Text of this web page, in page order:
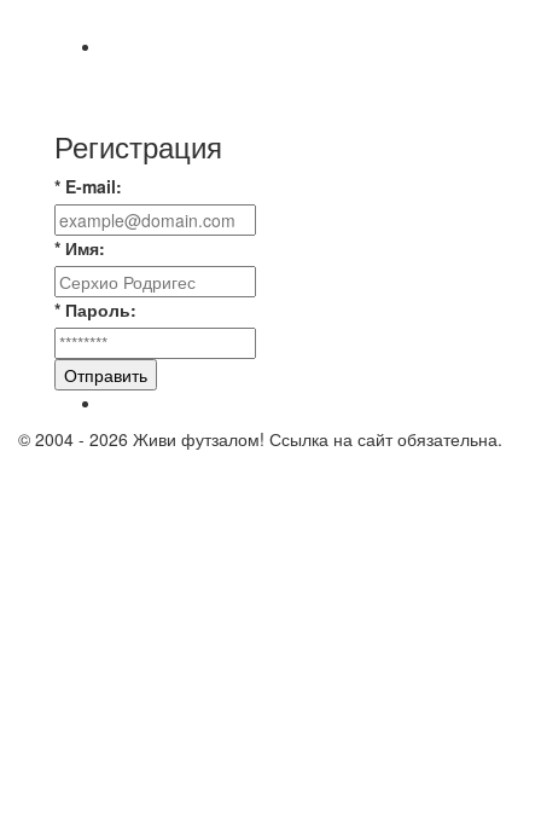
Регистрация
* E-mail:
* Имя:
* Пароль:
Отправить
© 2004 - 2026 Живи футзалом! Ссылка на сайт обязательна.